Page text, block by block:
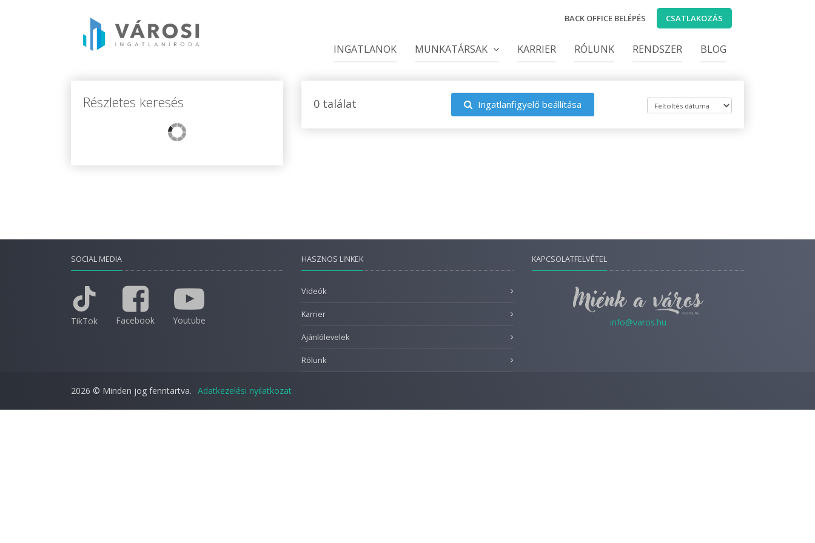
BACK OFFICE BELÉPÉS CSATLAKOZÁS
INGATLANOK MUNKATÁRSAK KARRIER RÓLUNK RENDSZER BLOG
Részletes keresés 0 találat Ingatlanfigyelő beállítása
SOCIAL MEDIA
TikTok Facebook Youtube
HASZNOS LINKEK
Videók
Karrier
Ajánlólevelek
Rólunk
KAPCSOLATFELVÉTEL
info@varos.hu
2026 © Minden jog fenntartva. Adatkezelési nyilatkozat